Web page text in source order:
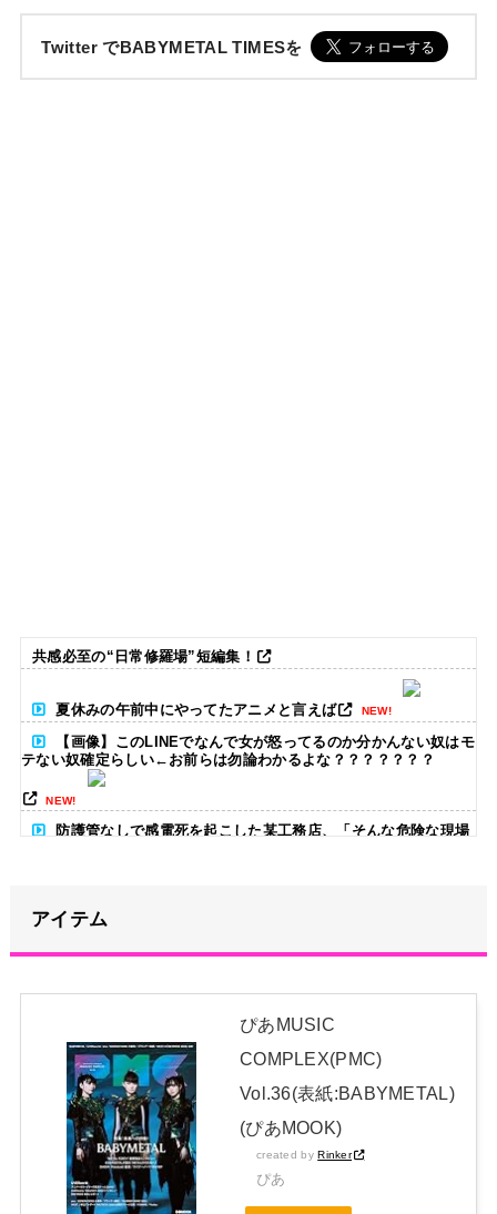
Twitter でBABYMETAL TIMESを
共感必至の“日常修羅場”短編集！
夏休みの午前中にやってたアニメと言えば NEW!
【画像】このLINEでなんで女が怒ってるのか分かんない奴はモ
テない奴確定らしい←お前らは勿論わかるよな？？？？？？？
NEW!
防護管なしで感電死を起こした某工務店、「そんな危険な現場
【悲報】トルコ地震、オリーブ園が真っ二つに裂ける…壮絶な
地形変化に唖然wwwwww NEW!
【悲報】少子化の原因、判明する
NEW!
おでこ封印！中村アン、“前髪あり”の新ヘアスタイルに「新鮮
でたまらん」の声【画像】 NEW!
日本独自企画・限定生産盤「METAL FORTH (DELUXE
JAPAN EDITION)」着弾
【BABYMETAL】METAL FORTH DELUXE JAPAN EDITION
アイテム
ぴあMUSIC
COMPLEX(PMC)
Vol.36(表紙:BABYMETAL)
(ぴあMOOK)
created byRinker
ぴあ